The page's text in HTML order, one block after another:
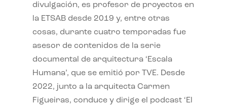
divulgación, es profesor de proyectos en
la ETSAB desde 2019 y, entre otras
cosas, durante cuatro temporadas fue
asesor de contenidos de la serie
documental de arquitectura ‘Escala
Humana’, que se emitió por TVE. Desde
2022, junto a la arquitecta Carmen
Figueiras, conduce y dirige el podcast ‘El